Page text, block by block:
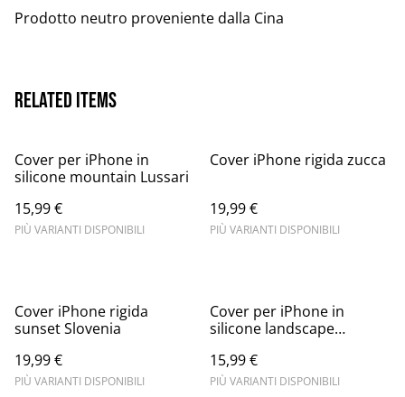
Prodotto neutro proveniente dalla Cina
Related items
Cover per iPhone in
silicone mountain Lussari
15,99 €
PIÙ VARIANTI DISPONIBILI
Cover iPhone rigida zucca
19,99 €
PIÙ VARIANTI DISPONIBILI
Cover iPhone rigida
sunset Slovenia
19,99 €
PIÙ VARIANTI DISPONIBILI
Cover per iPhone in
silicone landscape
15,99 €
PIÙ VARIANTI DISPONIBILI